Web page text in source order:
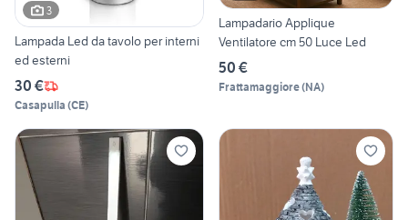
3
Lampada Led da tavolo per interni
ed esterni
30 €
Casapulla (CE)
Lampadario Applique
Ventilatore cm 50 Luce Led
50 €
Frattamaggiore(NA)